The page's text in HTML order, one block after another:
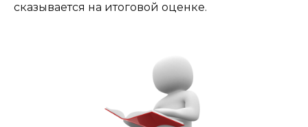
сказывается на итоговой оценке.